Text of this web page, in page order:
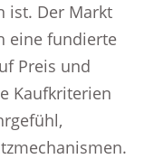
ist. Der Markt
eine fundierte
Preis und
Kaufkriterien